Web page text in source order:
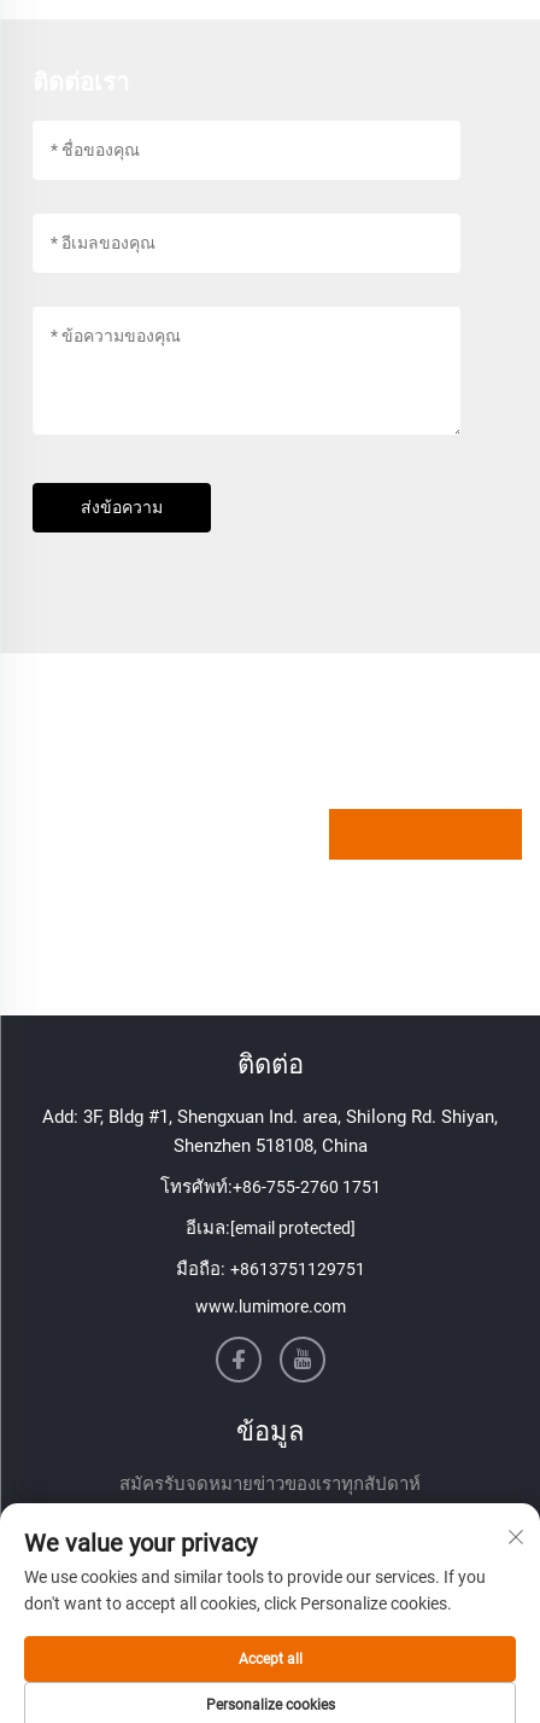
ส่งข้อความ
ติดต่อ
Add: 3F, Bldg #1, Shengxuan Ind. area, Shilong Rd. Shiyan,
Shenzhen 518108, China
โทรศัพท์:+86-755-2760 1751
อีเมล:[email protected]
มือถือ: +8613751129751
www.lumimore.com
ข้อมูล
สมัครรับจดหมายข่าวของเราทุกสัปดาห์
ส่ง
We value your privacy
We use cookies and similar tools to provide our services. If you
don't want to accept all cookies, click Personalize cookies.
Personalize cookies
Accept all